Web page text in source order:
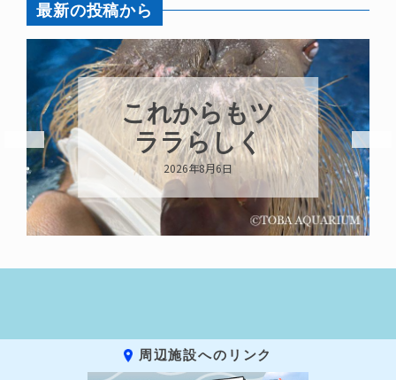
最新の投稿から
これからもツ
ララらしく
2026年8月6日
周辺施設へのリンク